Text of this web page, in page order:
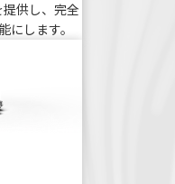
供し、完全
にします。